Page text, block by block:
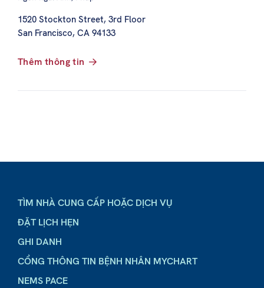
1520 Stockton Street, 3rd Floor
San Francisco, CA 94133
Thêm thông tin
TÌM NHÀ CUNG CẤP HOẶC DỊCH VỤ
ĐẶT LỊCH HẸN
GHI DANH
CỔNG THÔNG TIN BỆNH NHÂN MYCHART
NEMS PACE